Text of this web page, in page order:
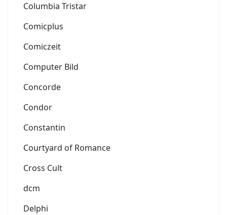
Columbia Tristar
Comicplus
Comiczeit
Computer Bild
Concorde
Condor
Constantin
Courtyard of Romance
Cross Cult
dcm
Delphi